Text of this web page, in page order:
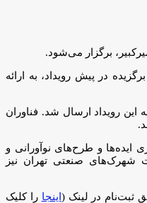
در پیش رویداد، به ارائه
و بیش از 90 طرح از فناوران سراسر کشور به دبیرخانه این رویداد ارسال شد. فناوران
ایده‌ها و طرح‌های نوآورانی و
شهرک‌های صنعتی تهران نیز
ثبت‌نام در لینک (اینجا را کلیک